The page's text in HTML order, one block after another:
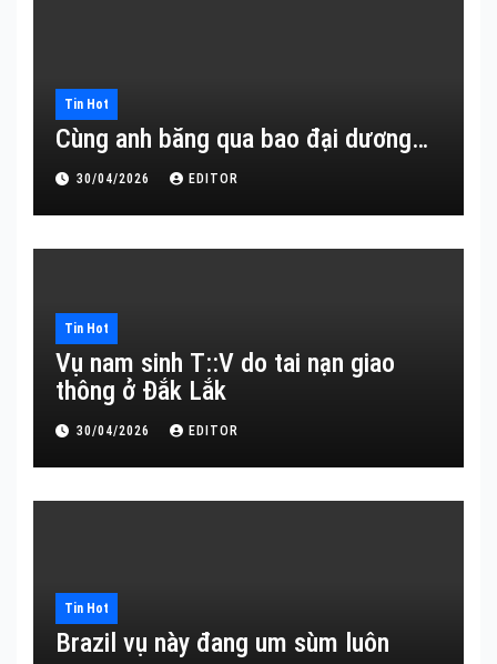
Tin Hot
Cùng anh băng qua bao đại dương…
30/04/2026 EDITOR
Tin Hot
Vụ nam sinh T::V do tai nạn giao
thông ở Đắk Lắk
30/04/2026 EDITOR
Tin Hot
Brazil vụ này đang um sùm luôn